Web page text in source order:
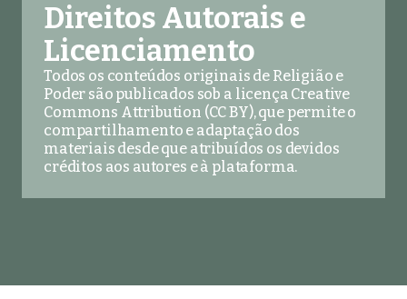
Direitos Autorais e
Licenciamento
Todos os conteúdos originais de Religião e
Poder são publicados sob a licença Creative
Commons Attribution (CC BY), que permite o
compartilhamento e adaptação dos
materiais desde que atribuídos os devidos
créditos aos autores e à plataforma.